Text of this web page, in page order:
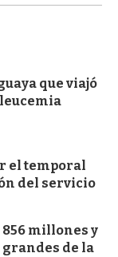
que viajó
el temporal
del servicio
856 millones y
grandes de la